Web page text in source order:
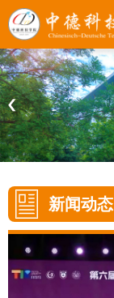
新闻动态